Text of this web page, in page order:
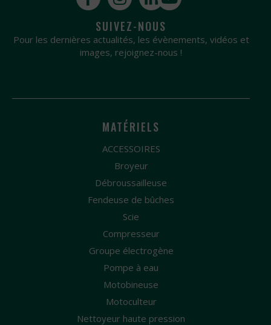
SUIVEZ-NOUS
Pour les dernières actualités, les évènements, vidéos et
images, rejoignez-nous !
MATÉRIELS
ACCESSOIRES
Broyeur
Débroussailleuse
Fendeuse de bûches
Scie
Compresseur
Groupe électrogène
Pompe à eau
Motobineuse
Motoculteur
Nettoyeur haute pression